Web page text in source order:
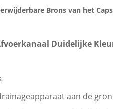
Brons van het
Duidelijke
aan de